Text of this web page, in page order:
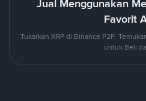
Jual Menggunakan
Favorit
Tukarkan XRP di Binance P2P.
untuk Beli